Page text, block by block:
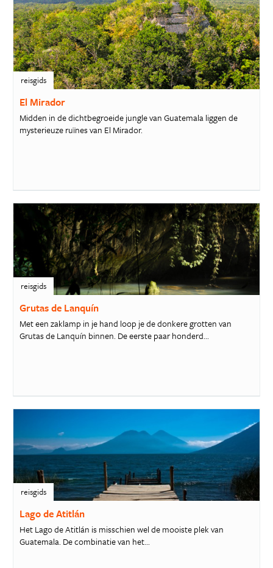
reisgids
El Mirador
Midden in de dichtbegroeide jungle van Guatemala liggen de
mysterieuze ruïnes van El Mirador.
reisgids
Grutas de Lanquín
Met een zaklamp in je hand loop je de donkere grotten van
Grutas de Lanquín binnen. De eerste paar honderd...
reisgids
Lago de Atitlán
Het Lago de Atitlán is misschien wel de mooiste plek van
Guatemala. De combinatie van het...